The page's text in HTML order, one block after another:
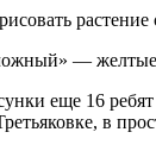
—
еще 16
в